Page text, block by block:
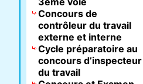
Concours de
contrôleur du travail
externe et interne
Cycle préparatoire au
concours d’inspecteur
du travail